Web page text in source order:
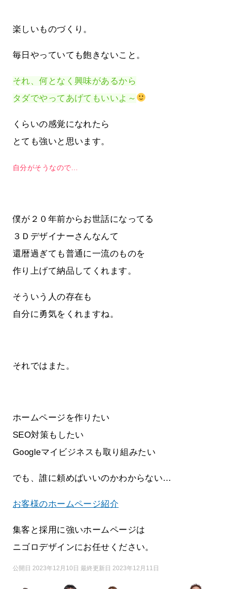
楽しいものづくり。
毎日やっていても飽きないこと。
それ、何となく興味があるから
タダでやってあげてもいいよ～
くらいの感覚になれたら
とても強いと思います。
自分がそうなので…
僕が２０年前からお世話になってる
３Ｄデザイナーさんなんて
還暦過ぎても普通に一流のものを
作り上げて納品してくれます。
そういう人の存在も
自分に勇気をくれますね。
それではまた。
ホームページを作りたい
SEO対策もしたい
Googleマイビジネスも取り組みたい
でも、誰に頼めばいいのかわからない…
お客様のホームページ紹介
集客と採用に強いホームページは
ニゴロデザインにお任せください。
公開日 2023年12月10日 最終更新日 2023年12月11日